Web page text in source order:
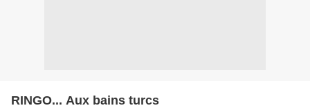
RINGO... Aux bains turcs